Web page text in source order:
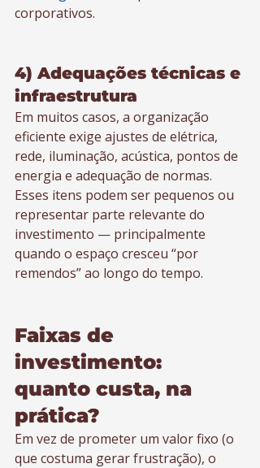
corporativos.
4) Adequações técnicas e
infraestrutura
Em muitos casos, a organização
eficiente exige ajustes de elétrica,
rede, iluminação, acústica, pontos de
energia e adequação de normas.
Esses itens podem ser pequenos ou
representar parte relevante do
investimento — principalmente
quando o espaço cresceu “por
remendos” ao longo do tempo.
Faixas de
investimento:
quanto custa, na
prática?
Em vez de prometer um valor fixo (o
que costuma gerar frustração), o